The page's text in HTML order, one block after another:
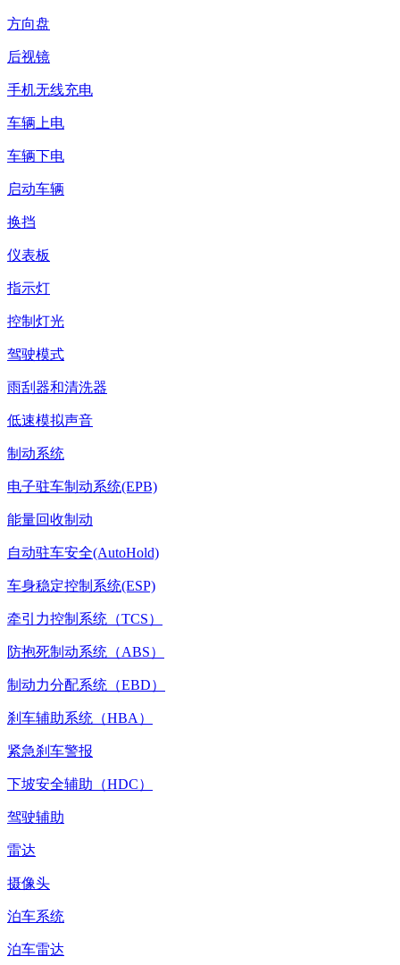
方向盘
后视镜
手机无线充电
车辆上电
车辆下电
启动车辆
换挡
仪表板
指示灯
控制灯光
驾驶模式
雨刮器和清洗器
低速模拟声音
制动系统
电子驻车制动系统(EPB)
能量回收制动
自动驻车安全(AutoHold)
车身稳定控制系统(ESP)
牵引力控制系统（TCS）
防抱死制动系统（ABS）
制动力分配系统（EBD）
刹车辅助系统（HBA）
紧急刹车警报
下坡安全辅助（HDC）
驾驶辅助
雷达
摄像头
泊车系统
泊车雷达